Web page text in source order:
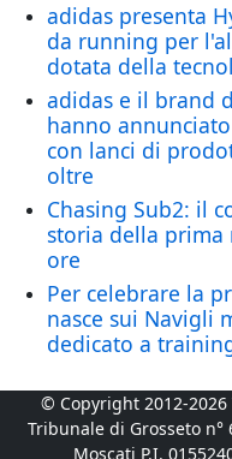
adidas presenta
da running per
dotata della
adidas e il brand
hanno
con lanci di
oltre
Chasing Sub2: il
storia della prima
ore
Per celebrare la
nasce sui Navigli
dedicato a
© Copyright 2012-
Tribunale di Grosseto
Moscati P.I.